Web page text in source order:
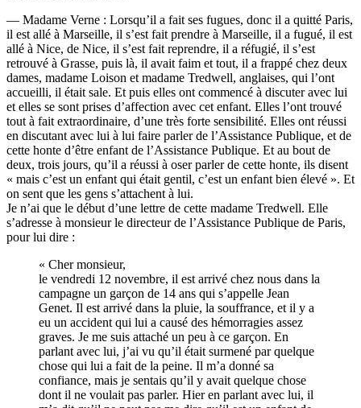
— Madame Verne : Lorsqu’il a fait ses fugues, donc il a quitté Paris,
il est allé à Marseille, il s’est fait prendre à Marseille, il a fugué, il est
allé à Nice, de Nice, il s’est fait reprendre, il a réfugié, il s’est
retrouvé à Grasse, puis là, il avait faim et tout, il a frappé chez deux
dames, madame Loison et madame Tredwell, anglaises, qui l’ont
accueilli, il était sale. Et puis elles ont commencé à discuter avec lui
et elles se sont prises d’affection avec cet enfant. Elles l’ont trouvé
tout à fait extraordinaire, d’une très forte sensibilité. Elles ont réussi
en discutant avec lui à lui faire parler de l’Assistance Publique, et de
cette honte d’être enfant de l’Assistance Publique. Et au bout de
deux, trois jours, qu’il a réussi à oser parler de cette honte, ils disent
« mais c’est un enfant qui était gentil, c’est un enfant bien élevé ». Et
on sent que les gens s’attachent à lui.
Je n’ai que le début d’une lettre de cette madame Tredwell. Elle
s’adresse à monsieur le directeur de l’Assistance Publique de Paris,
pour lui dire :
« Cher monsieur,
le vendredi 12 novembre, il est arrivé chez nous dans la
campagne un garçon de 14 ans qui s’appelle Jean
Genet. Il est arrivé dans la pluie, la souffrance, et il y a
eu un accident qui lui a causé des hémorragies assez
graves. Je me suis attaché un peu à ce garçon. En
parlant avec lui, j’ai vu qu’il était surmené par quelque
chose qui lui a fait de la peine. Il m’a donné sa
confiance, mais je sentais qu’il y avait quelque chose
dont il ne voulait pas parler. Hier en parlant avec lui, il